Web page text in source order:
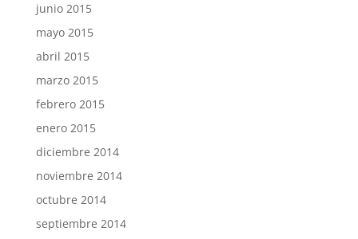
junio 2015
mayo 2015
abril 2015
marzo 2015
febrero 2015
enero 2015
diciembre 2014
noviembre 2014
octubre 2014
septiembre 2014